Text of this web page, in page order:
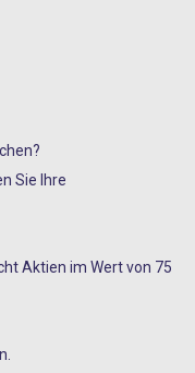
Sie Ihre
Aktien im Wert von 75